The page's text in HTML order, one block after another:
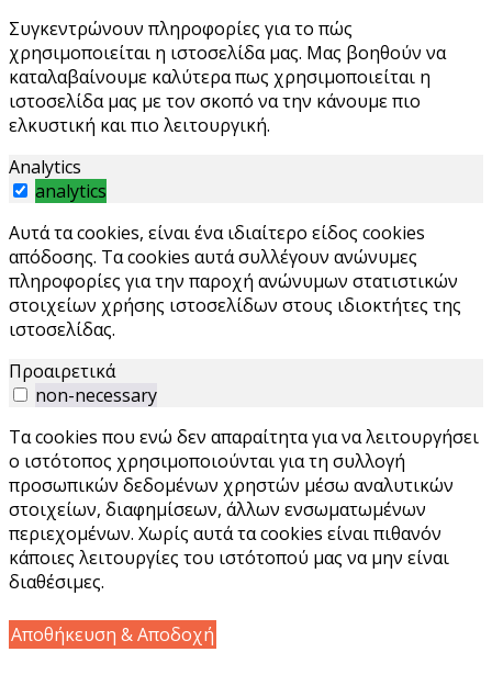
Συγκεντρώνουν πληροφορίες για το πώς
χρησιμοποιείται η ιστοσελίδα μας. Μας βοηθούν να
καταλαβαίνουμε καλύτερα πως χρησιμοποιείται η
ιστοσελίδα μας με τον σκοπό να την κάνουμε πιο
ελκυστική και πιο λειτουργική.
Analytics
analytics
Αυτά τα cookies, είναι ένα ιδιαίτερο είδος cookies
απόδοσης. Τα cookies αυτά συλλέγουν ανώνυμες
πληροφορίες για την παροχή ανώνυμων στατιστικών
στοιχείων χρήσης ιστοσελίδων στους ιδιοκτήτες της
ιστοσελίδας.
Προαιρετικά
non-necessary
Τα cookies που ενώ δεν απαραίτητα για να λειτουργήσει
ο ιστότοπος χρησιμοποιούνται για τη συλλογή
προσωπικών δεδομένων χρηστών μέσω αναλυτικών
στοιχείων, διαφημίσεων, άλλων ενσωματωμένων
περιεχομένων. Χωρίς αυτά τα cookies είναι πιθανόν
κάποιες λειτουργίες του ιστότοπού μας να μην είναι
διαθέσιμες.
Αποθήκευση & Αποδοχή